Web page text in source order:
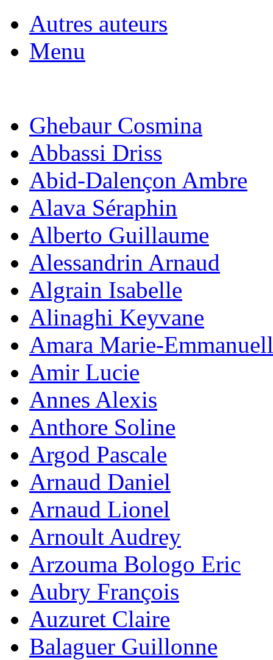
Autres auteurs
Menu
Ghebaur Cosmina
Abbassi Driss
Abid-Dalençon Ambre
Alava Séraphin
Alberto Guillaume
Alessandrin Arnaud
Algrain Isabelle
Alinaghi Keyvane
Amara Marie-
Amir Lucie
Annes Alexis
Anthore Soline
Argod Pascale
Arnaud Daniel
Arnaud Lionel
Arnoult Audrey
Arzouma Bologo Eric
Aubry François
Auzuret Claire
Balaguer Guillonne